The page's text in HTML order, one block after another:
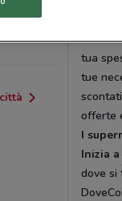
Ogni
tua
tue
offerte
I
Inizia
dove si